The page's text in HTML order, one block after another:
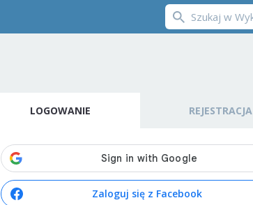
LOGOWANIE REJESTRACJA
Zaloguj się z Facebook